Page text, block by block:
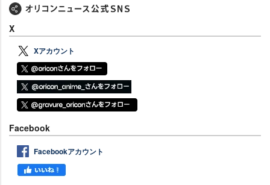
X
Xアカウント
Facebook
Facebookアカウント